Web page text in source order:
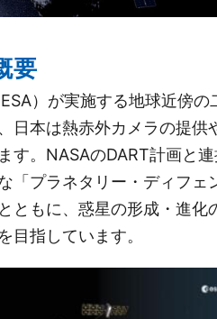
要
）が実施する地球近傍の
日本は熱赤外カメラの提供
す。NASAのDART計画と
「プラネタリー・ディフェ
ともに、惑星の形成・進化
目指しています。